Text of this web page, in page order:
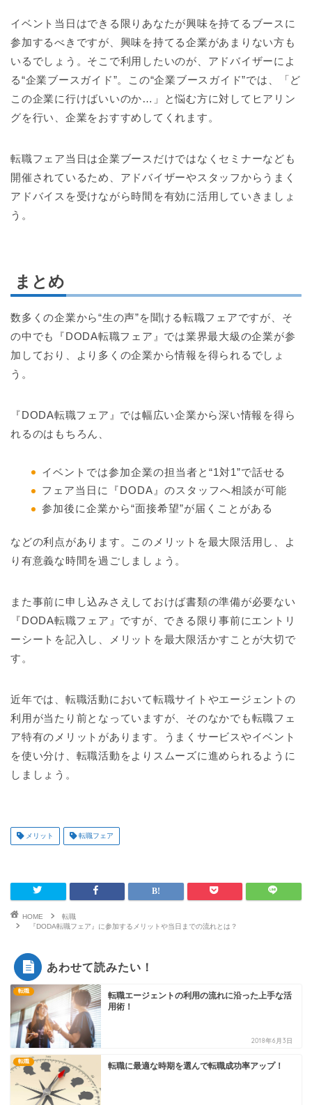
イベント当日はできる限りあなたが興味を持てるブースに
参加するべきですが、興味を持てる企業があまりない方も
いるでしょう。そこで利用したいのが、アドバイザーによ
る“企業ブースガイド”。この“企業ブースガイド”では、「ど
この企業に行けばいいのか…」と悩む方に対してヒアリン
グを行い、企業をおすすめしてくれます。
転職フェア当日は企業ブースだけではなくセミナーなども
開催されているため、アドバイザーやスタッフからうまく
アドバイスを受けながら時間を有効に活用していきましょ
う。
まとめ
数多くの企業から“生の声”を聞ける転職フェアですが、そ
の中でも『DODA転職フェア』では業界最大級の企業が参
加しており、より多くの企業から情報を得られるでしょ
う。
『DODA転職フェア』では幅広い企業から深い情報を得ら
れるのはもちろん、
イベントでは参加企業の担当者と“1対1”で話せる
フェア当日に『DODA』のスタッフへ相談が可能
参加後に企業から“面接希望”が届くことがある
などの利点があります。このメリットを最大限活用し、よ
り有意義な時間を過ごしましょう。
また事前に申し込みさえしておけば書類の準備が必要ない
『DODA転職フェア』ですが、できる限り事前にエントリ
ーシートを記入し、メリットを最大限活かすことが大切で
す。
近年では、転職活動において転職サイトやエージェントの
利用が当たり前となっていますが、そのなかでも転職フェ
ア特有のメリットがあります。うまくサービスやイベント
を使い分け、転職活動をよりスムーズに進められるように
しましょう。
メリット 転職フェア
HOME
転職
『DODA転職フェア』に参加するメリットや当日までの流れとは？
あわせて読みたい！
転職
転職エージェントの利用の流れに沿った上手な活
用術！
2018年6月3日
転職 転職に最適な時期を選んで転職成功率アップ！